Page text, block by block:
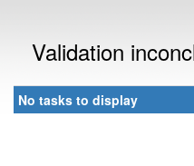
Validation
No tasks to display